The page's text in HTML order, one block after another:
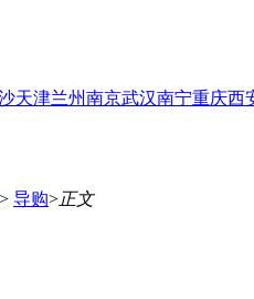
天津兰州南京武汉南宁重庆西
> 导购>正文